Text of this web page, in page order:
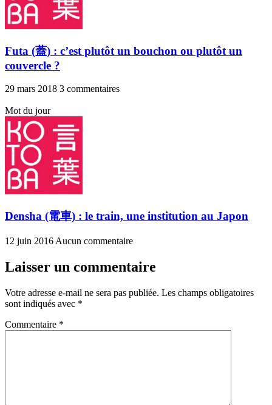
Futa (蓋) : c’est plutôt un bouchon ou plutôt un
couvercle ?
29 mars 2018 3 commentaires
Mot du jour
Densha (電車) : le train, une institution au Japon
12 juin 2016 Aucun commentaire
Laisser un commentaire
Votre adresse e-mail ne sera pas publiée. Les champs obligatoires
sont indiqués avec *
Commentaire *